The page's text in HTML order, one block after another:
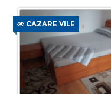
CAZARE VILE